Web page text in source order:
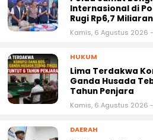
Internasional di
Rugi Rp6,7 Miliaran
Kamis, 6 Agustus 2026 -
HUKUM
Lima Terdakwa
Ganda Husada
Tahun Penjara
Kamis, 6 Agustus 2026 -
DAERAH